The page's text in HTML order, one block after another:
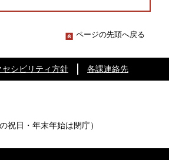
ページの先頭へ戻る
セシビリティ方針 各課連絡先
祝日・年末年始は閉庁）